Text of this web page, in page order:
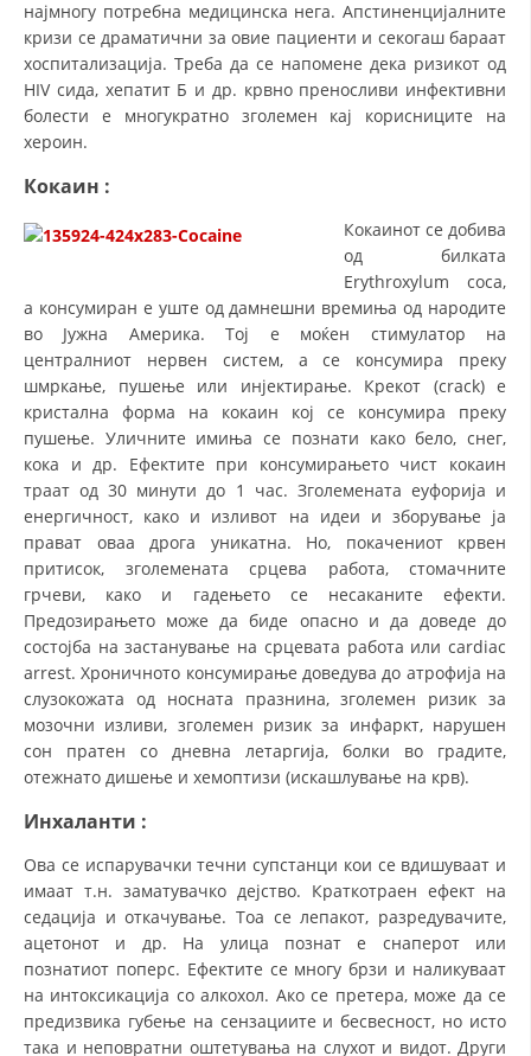
БРОШУРИ
ПОСТЕРИ
најмногу потребна медицинска нега. Апстиненцијалните
кризи се драматични за овие пациенти и секогаш бараат
хоспитализација. Треба да се напомене дека ризикот од
HIV сида, хепатит Б и др. крвно преносливи инфективни
болести е многукратно зголемен кај корисниците на
хероин.
Кокаин :
Кокаинот се добива
од билката
Erythroxylum coca,
а консумиран е уште од дамнешни времиња од народите
во Јужна Америка. Тој е моќен стимулатор на
централниот нервен систем, а се консумира преку
шмркање, пушење или инјектирање. Крекот (crack) е
кристална форма на кокаин кој се консумира преку
пушење. Уличните имиња се познати како бело, снег,
кока и др. Ефектите при консумирањето чист кокаин
траат од 30 минути до 1 час. Зголемената еуфорија и
енергичност, како и изливот на идеи и зборување ја
прават оваа дрога уникатна. Но, покачениот крвен
притисок, зголемената срцева работа, стомачните
грчеви, како и гадењето се несаканите ефекти.
Предозирањето може да биде опасно и да доведе до
состојба на застанување на срцевата работа или cardiac
arrest. Хроничното консумирање доведува до атрофија на
слузокожата од носната празнина, зголемен ризик за
мозочни изливи, зголемен ризик за инфаркт, нарушен
сон пратен со дневна летаргија, болки во градите,
отежнато дишење и хемоптизи (искашлување на крв).
Инхаланти :
Ова се испарувачки течни супстанци кои се вдишуваат и
имаат т.н. заматувачко дејство. Краткотраен ефект на
седација и откачување. Тоа се лепакот, разредувачите,
ацетонот и др. На улица познат е снаперот или
познатиот поперс. Ефектите се многу брзи и наликуваат
на интоксикација со алкохол. Ако се претера, може да се
предизвика губење на сензациите и бесвесност, но исто
така и неповратни оштетувања на слухот и видот. Други